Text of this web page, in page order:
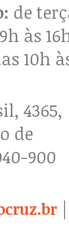
de
às
10h
4365,
de
900
|